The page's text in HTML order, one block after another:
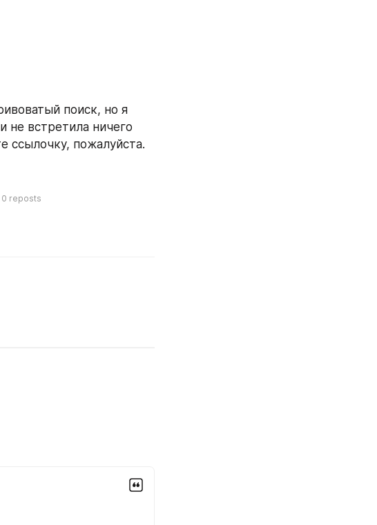
поиск, но я
не встретила ничего
ссылочку, пожалуйста.
0 reposts